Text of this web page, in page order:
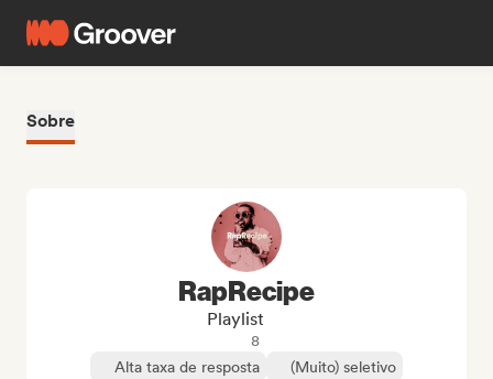
Sobre
RapRecipe
Playlist
8
Alta taxa de resposta
(Muito) seletivo